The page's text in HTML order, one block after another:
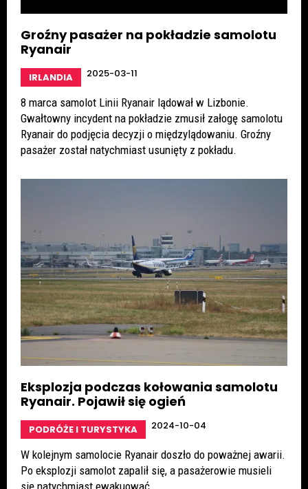
Groźny pasażer na pokładzie samolotu
Ryanair
IRLANDIA 2025-03-11
8 marca samolot Linii Ryanair lądował w Lizbonie.
Gwałtowny incydent na pokładzie zmusił załogę samolotu
Ryanair do podjęcia decyzji o międzylądowaniu. Groźny
pasażer został natychmiast usunięty z pokładu.
Eksplozja podczas kołowania samolotu
Ryanair. Pojawił się ogień
PODRÓŻE I TURYSTYKA 2024-10-04
W kolejnym samolocie Ryanair doszło do poważnej awarii.
Po eksplozji samolot zapalił się, a pasażerowie musieli
się natychmiast ewakuować